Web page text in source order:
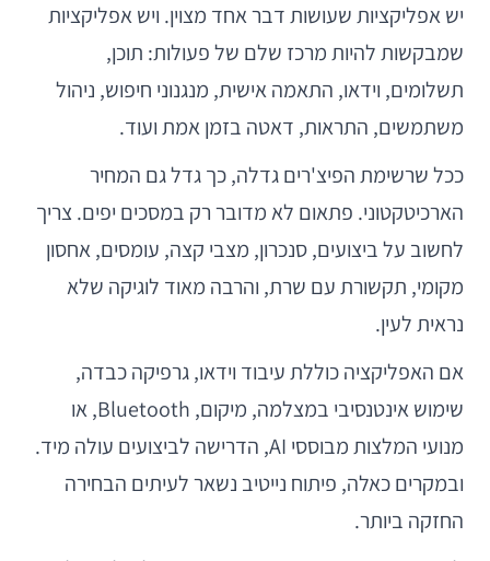
יש אפליקציות שעושות דבר אחד מצוין. ויש אפליקציות
שמבקשות להיות מרכז שלם של פעולות: תוכן,
תשלומים, וידאו, התאמה אישית, מנגנוני חיפוש, ניהול
משתמשים, התראות, דאטה בזמן אמת ועוד.
ככל שרשימת הפיצ'רים גדלה, כך גדל גם המחיר
הארכיטקטוני. פתאום לא מדובר רק במסכים יפים. צריך
לחשוב על ביצועים, סנכרון, מצבי קצה, עומסים, אחסון
מקומי, תקשורת עם שרת, והרבה מאוד לוגיקה שלא
נראית לעין.
אם האפליקציה כוללת עיבוד וידאו, גרפיקה כבדה,
שימוש אינטנסיבי במצלמה, מיקום, Bluetooth, או
מנועי המלצות מבוססי AI, הדרישה לביצועים עולה מיד.
ובמקרים כאלה, פיתוח נייטיב נשאר לעיתים הבחירה
החזקה ביותר.